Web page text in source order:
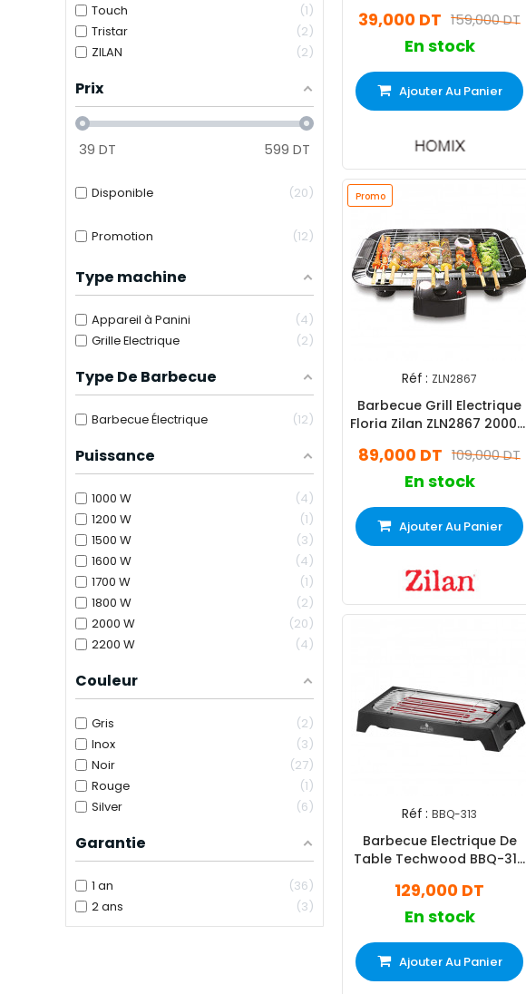
Touch
1
Tristar
2
ZILAN
2
Prix
39 DT 599 DT
Disponible 20
Promotion 12
Type machine
Appareil à Panini
4
Grille Electrique
2
Type De Barbecue
Barbecue Électrique 12
Puissance
1000 W
4
1200 W
1
1500 W
3
1600 W
4
1700 W
1
1800 W
2
2000 W
20
2200 W
4
Couleur
Gris
2
Inox
3
Noir
27
Rouge
1
Silver
6
Garantie
1 an
36
2 ans
3
159,000 DT
39,000 DT
En stock
Ajouter Au Panier
Promo
Réf : ZLN2867
Barbecue Grill Electrique
Floria Zilan ZLN2867 2000W
109,000 DT
89,000 DT
En stock
Ajouter Au Panier
Réf : BBQ-313
Barbecue Electrique De
Table Techwood BBQ-313
129,000 DT
En stock
Ajouter Au Panier